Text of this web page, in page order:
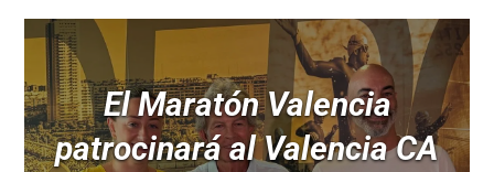
El Maratón Valencia
patrocinará al Valencia CA